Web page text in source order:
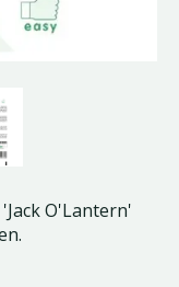
O'Lantern'